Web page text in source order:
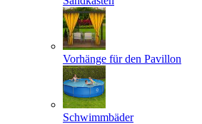
Vorhänge für den Pavillon
Schwimmbäder